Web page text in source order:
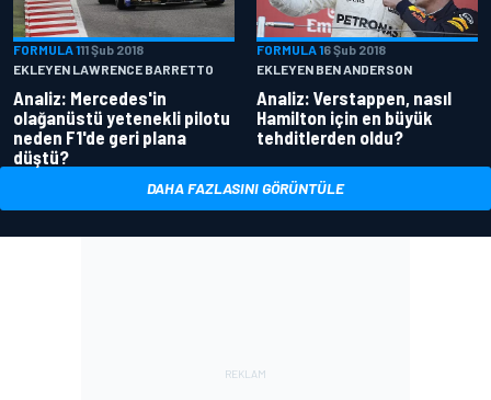
FORMULA 111 Şub 2018
EKLEYEN LAWRENCE BARRETTO
Analiz: Mercedes'in
olağanüstü yetenekli pilotu
neden F1'de geri plana
düştü?
FORMULA 16 Şub 2018
EKLEYEN BEN ANDERSON
Analiz: Verstappen, nasıl
Hamilton için en büyük
tehditlerden oldu?
DAHA FAZLASINI GÖRÜNTÜLE